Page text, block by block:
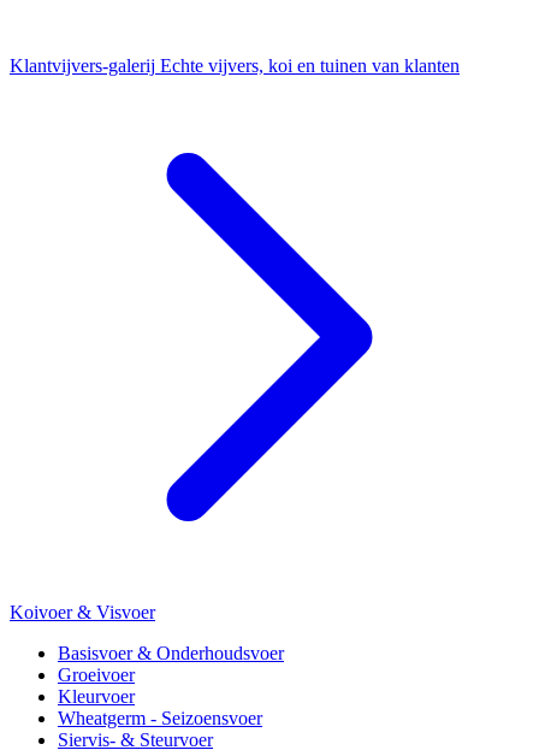
Klantvijvers-galerij Echte vijvers, koi en tuinen van klanten
Koivoer & Visvoer
Basisvoer & Onderhoudsvoer
Groeivoer
Kleurvoer
Wheatgerm - Seizoensvoer
Siervis- & Steurvoer